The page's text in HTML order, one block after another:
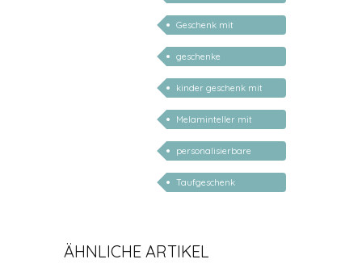
mädchen
Geschenk mit
persönlichem Namen
geschenke
personalisiert kinder
kinder geschenk mit
namen
Melaminteller mit
Namen
personalisierbare
geschenke zur geburt
Taufgeschenk
ÄHNLICHE ARTIKEL